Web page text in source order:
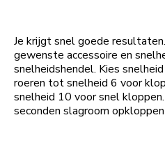
Je krijgt snel goede
gewenste accessoire en
snelheidshendel. Kies
roeren tot snelheid 6 voor
snelheid 10 voor snel
seconden slagroom